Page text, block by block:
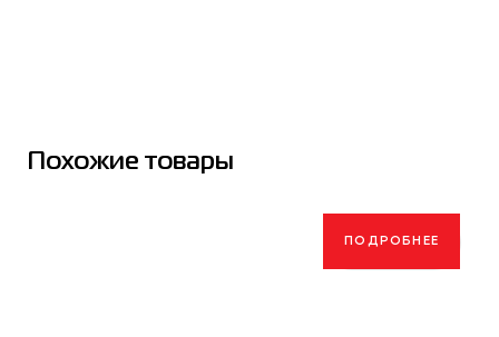
Похожие товары
ПОДРОБНЕЕ